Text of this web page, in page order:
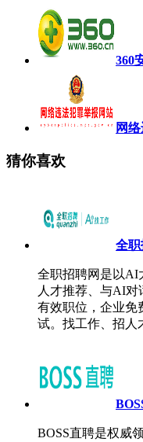
360
网
猜你喜欢
全职
全职招聘网是以AI
人才推荐、与AI对
有效职位，企业免
试。找工作、招人
BOSS直聘是权威